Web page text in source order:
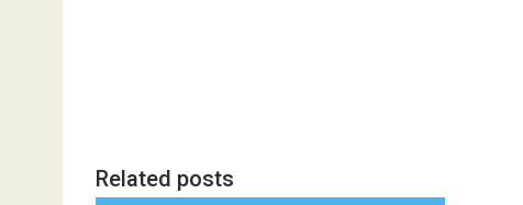
Related posts